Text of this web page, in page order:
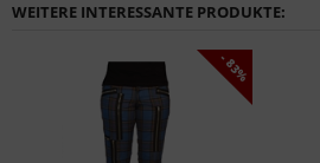
WEITERE INTERESSANTE PRODUKTE:
- 83%